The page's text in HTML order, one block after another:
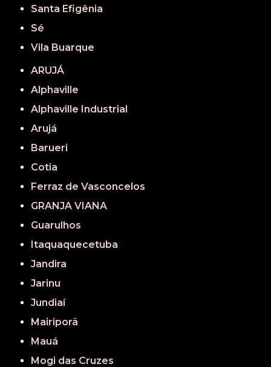
Santa Efigênia
Sé
Vila Buarque
ARUJÁ
Alphaville
Alphaville Industrial
Arujá
Barueri
Cotia
Ferraz de Vasconcelos
GRANJA VIANA
Guarulhos
Itaquaquecetuba
Jandira
Jarinu
Jundiaí
Mairiporã
Mauá
Mogi das Cruzes